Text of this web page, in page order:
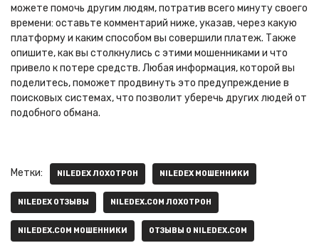
можете помочь другим людям, потратив всего минуту своего
времени: оставьте комментарий ниже, указав, через какую
платформу и каким способом вы совершили платеж. Также
опишите, как вы столкнулись с этими мошенниками и что
привело к потере средств. Любая информация, которой вы
поделитесь, поможет продвинуть это предупреждение в
поисковых системах, что позволит уберечь других людей от
подобного обмана.
Метки: NILEDEX ЛОХОТРОН NILEDEX МОШЕННИКИ
NILEDEX ОТЗЫВЫ NILEDEX.COM ЛОХОТРОН
NILEDEX.COM МОШЕННИКИ ОТЗЫВЫ О NILEDEX.COM